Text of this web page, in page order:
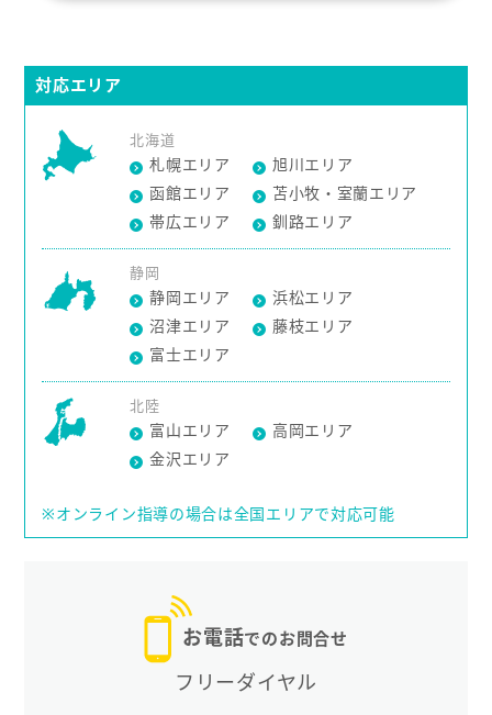
お電話でのお問合せ
フリーダイヤル
対応エリア
北海道
札幌エリア
旭川エリア
函館エリア
苫小牧・室蘭エリア
帯広エリア
釧路エリア
静岡
静岡エリア
浜松エリア
沼津エリア
藤枝エリア
富士エリア
北陸
富山エリア
高岡エリア
金沢エリア
※オンライン指導の場合は全国エリアで対応可能